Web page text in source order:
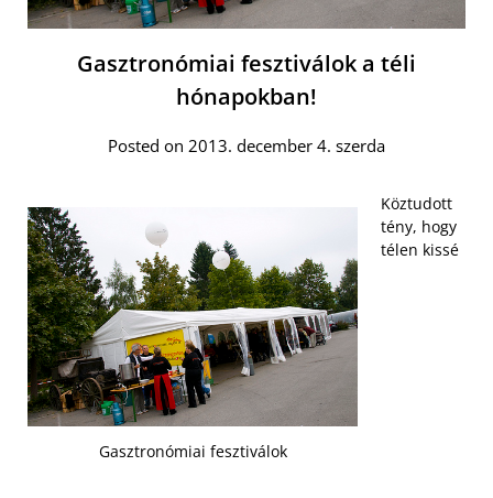
Gasztronómiai fesztiválok a téli
hónapokban!
Posted on 2013. december 4. szerda
Gasztronómiai fesztiválok
Köztudott
tény, hogy
télen kissé